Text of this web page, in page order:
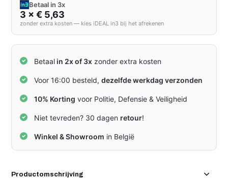
Betaal in 3x
3 × € 5,63
zonder extra kosten — kies iDEAL in3 bij het afrekenen
Betaal in 2x of 3x zonder extra kosten
Voor 16:00 besteld,dezelfde werkdag verzonden
10% Korting voor Politie, Defensie & Veiligheid
Niet tevreden? 30 dagen retour!
Winkel & Showroom in België
Productomschrijving